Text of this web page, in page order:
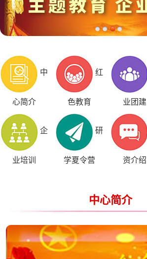
中
心简介
红
色教育 业团建
企
业培训
研
学夏令营 资介绍
中心简介